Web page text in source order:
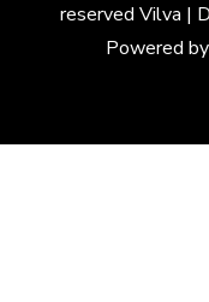
reserved Vilva |
Powered by